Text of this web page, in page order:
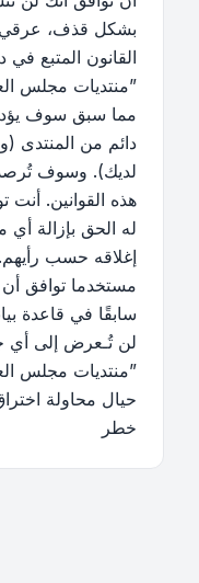
بشكل قذف،
القانون المتبع
”منتديات مجلس
مما سبق سوف
دائم من المنتدى
لديك). وسوف
هذه القوانين. أنت
له الحق بإزالة أي
إغلاقه حسب
مستخدما توافق أن
سابقًا في قاعدة
لن تُـعرض إلى أي
حيال محاولة
خطر